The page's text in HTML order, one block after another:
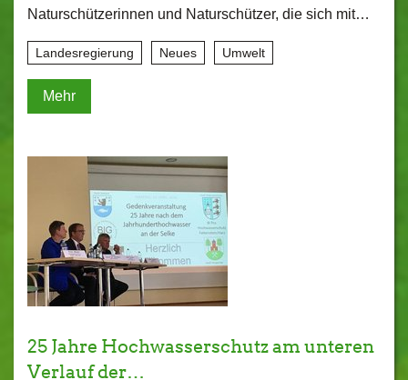
Naturschützerinnen und Naturschützer, die sich mit…
Landesregierung Neues Umwelt
Mehr
25 Jahre Hochwasserschutz am unteren
Verlauf der…